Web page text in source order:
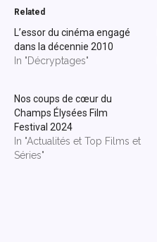
Related
L’essor du cinéma engagé
dans la décennie 2010
In "Décryptages"
Nos coups de cœur du
Champs Élysées Film
Festival 2024
In "Actualités et Top Films et
Séries"